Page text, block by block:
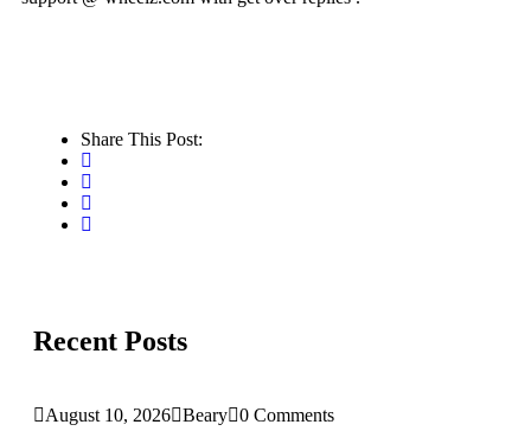
Share This Post:
Recent Posts
August 10, 2026 Beary 0 Comments